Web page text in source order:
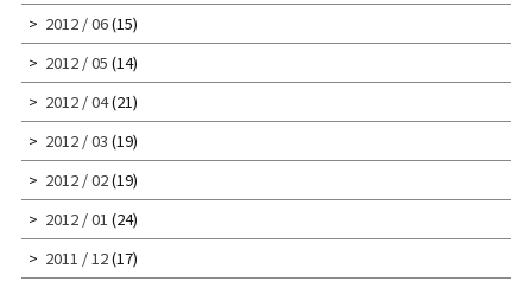
2012 / 06(15)
2012 / 05 (14)
2012 / 04(21)
2012 / 03 (19)
2012 / 02(19)
2012 / 01 (24)
2011 / 12(17)